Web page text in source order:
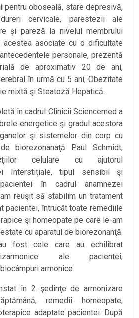
pentru oboseală, stare depresivă,
cervicale, parestezii ale
şi pareză la nivelul membrului
asociate cu o dificultate
personale, prezentă
de aproximativ 20 de ani,
în urmă cu 5 ani, Obezitate
mixtă şi Steatoză Hepatică.
în cadrul Clinicii Sciencemed a
energetice şi gradul acestora
şi sistemelor din corp cu
biorezonanaţă Paul Schmidt,
celulare cu ajutorul
Interstiţiale, tipul sensibil şi
în cadrul anamnezei
reuşit să stabilim un tratament
pacientei, întrucât toate remediile
şi homeopate pe care le-am
cu aparatul de biorezonanţă.
fost cele care au echilibrat
ale pacientei,
armonice.
în 2 şedinţe de armonizare
remedii homeopate,
adaptate pacientei. După